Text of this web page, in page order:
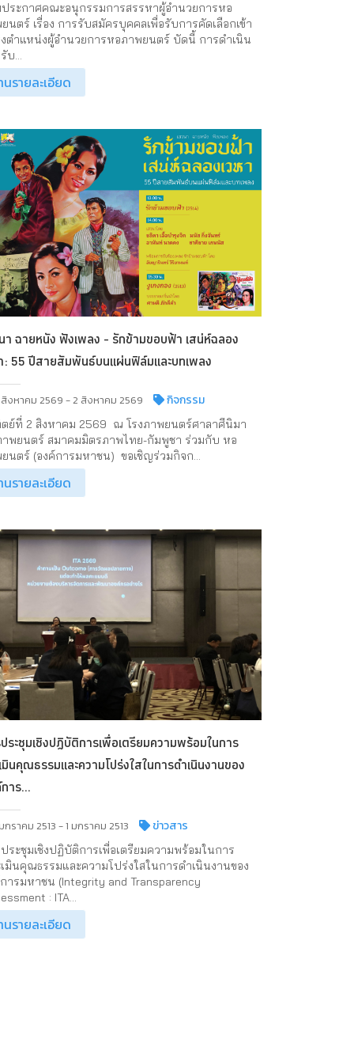
ระกาศคณะอนุกรรมการสรรหาผู้อำนวยการหอ
นตร์ เรื่อง การรับสมัครบุคคลเพื่อรับการคัดเลือกเข้า
ตำแหน่งผู้อำนวยการหอภาพยนตร์ บัดนี้ การดำเนิน
บ...
นรายละเอียด
า ฉายหนัง ฟังเพลง - รักข้ามขอบฟ้า เสน่ห์ฉลอง
: 55 ปีสายสัมพันธ์บนแผ่นฟิล์มและบทเพลง
งหาคม 2569 - 2 สิงหาคม 2569 กิจกรรม
ย์ที่ 2 สิงหาคม 2569 ณ โรงภาพยนตร์ศาลาศีนิมา
พยนตร์ สมาคมมิตรภาพไทย-กัมพูชา ร่วมกับ หอ
นตร์ (องค์การมหาชน) ขอเชิญร่วมกิจก...
นรายละเอียด
ระชุมเชิงปฏิบัติการเพื่อเตรียมความพร้อมในการ
มินคุณธรรมและความโปร่งใสในการดำเนินงานของ
าร...
กราคม 2513 - 1 มกราคม 2513 ข่าวสาร
ระชุมเชิงปฏิบัติการเพื่อเตรียมความพร้อมในการ
มินคุณธรรมและความโปร่งใสในการดำเนินงานของ
ารมหาชน (Integrity and Transparency
: ITA...
นรายละเอียด